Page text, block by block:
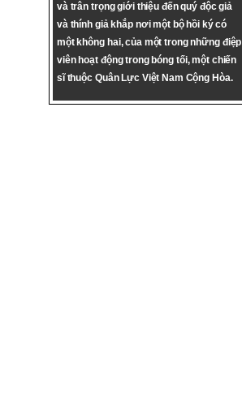
và trân trọng giới thiệu đến quý độc giả
và thính giả khắp nơi một bộ hồi ký có
một không hai, của một trong những điệp
viên hoạt động trong bóng tối, một chiến
sĩ thuộc Quân Lực Việt Nam Cộng Hòa.